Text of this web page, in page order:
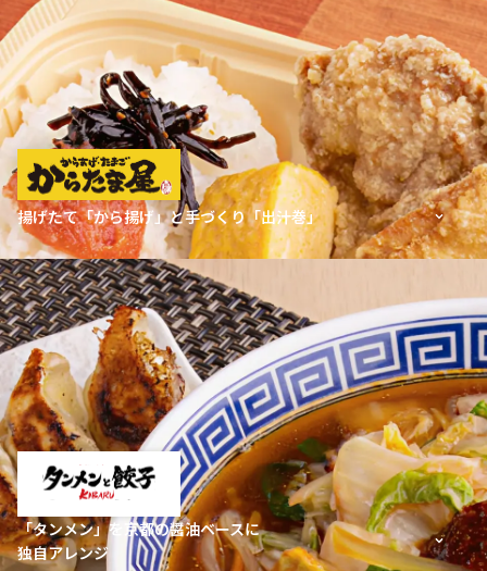
揚げたて「から揚げ」と手づくり「出汁巻」
「タンメン」を京都の醤油ベースに
独自アレンジ